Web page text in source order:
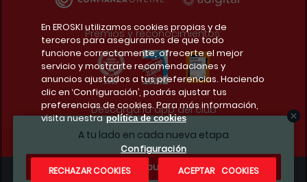
A tu lado en cada nueva etapa
¿Te apuntas?
Premios y reconocimientos:
Descarga la app del club
En EROSKI utilizamos cookies propias y de
terceros para asegurarnos de que todo
funcione correctamente, ofrecerte el mejor
servicio y mostrarte recomendaciones y
anuncios ajustados a tus preferencias. Haciendo
clic en ‘Configuración’, podrás ajustar tus
preferencias de cookies. Para más información,
visita nuestra política de cookies
Configuración
RECHAZAR COOKIES
ACEPTAR COOKIES